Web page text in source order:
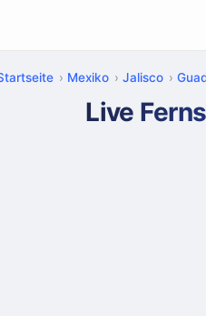
Mexiko Jalisco
Live